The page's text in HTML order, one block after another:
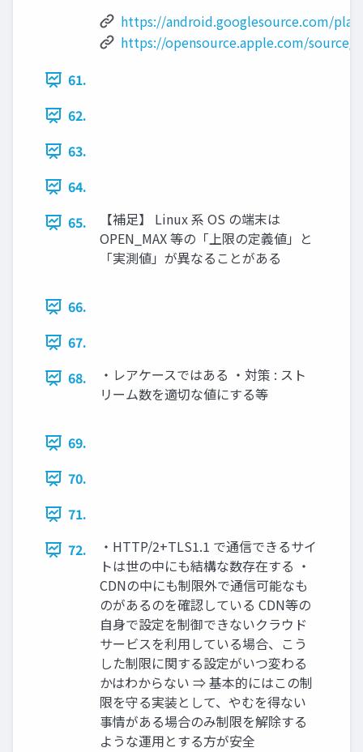
https://android.googlesource.com/
https://opensource.apple.com/source/
61.
62.
63.
64.
65.
【補足】 Linux 系 OS の端末は
OPEN_MAX 等の「上限の定義値」と
「実測値」が異なることがある
66.
67.
68.
・レアケースではある ・対策 : スト
リーム数を適切な値にする等
69.
70.
71.
72.
・HTTP/2+TLS1.1 で通信できるサイ
トは世の中にも結構な数存在する ・
CDNの中にも制限外で通信可能なも
のがあるのを確認している CDN等の
自身で設定を制御できないクラウド
サービスを利用している場合、こう
した制限に関する設定がいつ変わる
かはわからない ⇒ 基本的にはこの制
限を守る実装として、やむを得ない
事情がある場合のみ制限を解除する
ような運用とする方が安全